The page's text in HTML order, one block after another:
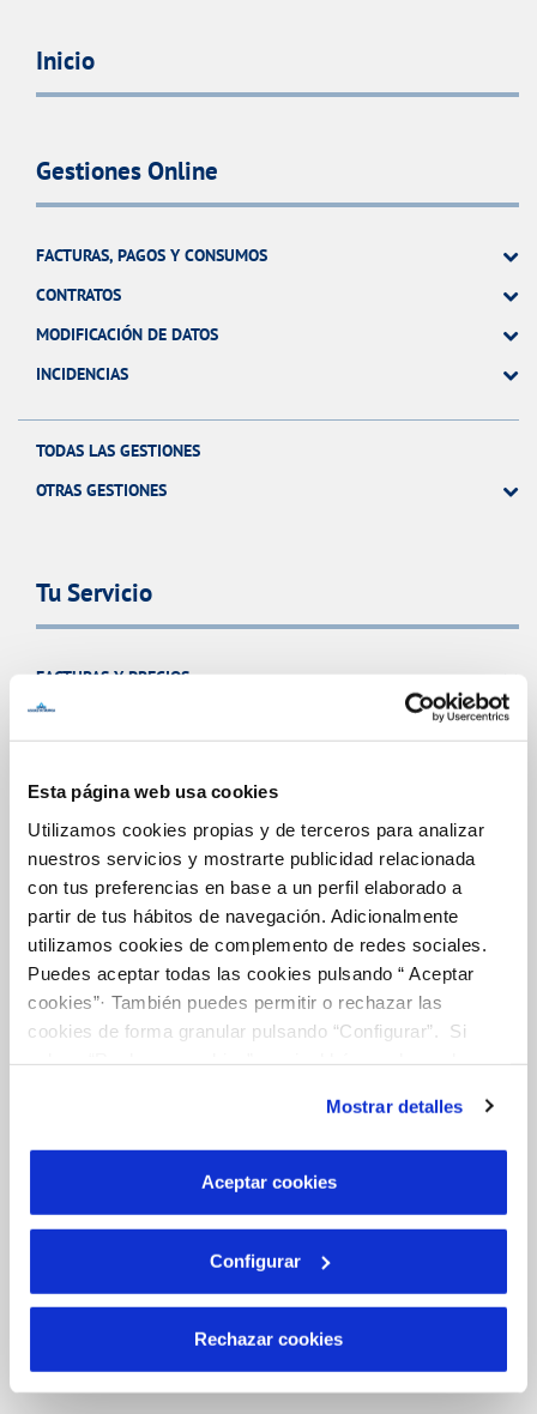
Esta página web usa cookies
Utilizamos cookies propias y de terceros para analizar
nuestros servicios y mostrarte publicidad relacionada
con tus preferencias en base a un perfil elaborado a
partir de tus hábitos de navegación. Adicionalmente
utilizamos cookies de complemento de redes sociales.
Puedes aceptar todas las cookies pulsando “ Aceptar
cookies”· También puedes permitir o rechazar las
cookies de forma granular pulsando “Configurar”. Si
son indispensables para que el sitio web funcione y que
por tanto no se pueden desactivar. Puedes consultar
más información en nuestraPolítica de Cookies
Mostrar detalles
Aceptar cookies
Configurar
Rechazar cookies
Inicio
Gestiones Online
FACTURAS, PAGOS Y CONSUMOS
CONTRATOS
MODIFICACIÓN DE DATOS
INCIDENCIAS
TODAS LAS GESTIONES
OTRAS GESTIONES
Tu Servicio
FACTURAS Y PRECIOS
ATENCIÓN AL CLIENTE
Tu Agua
NUESTRO PAPEL EN EL CICLO URBANO
CALIDAD
CUIDADOS DEL AGUA
RED URBANA DE RIEGO
MANTENIMIENTO DE FUENTES PROPIAS